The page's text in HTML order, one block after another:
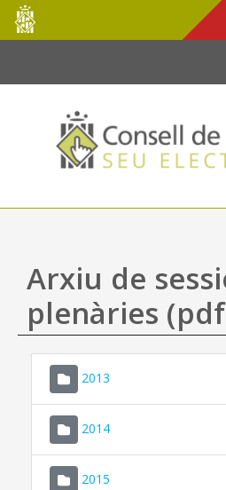
Salta al contingut principal
Consell
de
Mallorca
Arxiu de
plenàries
2013
2014
2015